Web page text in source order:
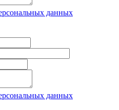
данных
данных